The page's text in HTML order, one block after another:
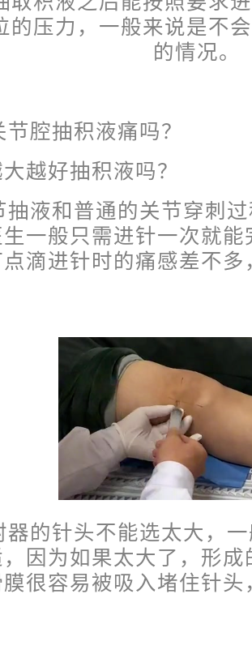
的压力，一般来说是不
的情况。
节腔抽积液痛吗？
越好抽积液吗？
抽液和普通的关节穿刺
一般只需进针一次就
滴进针时的痛感差不
器的针头不能选太大，
因为如果太大了，形
很容易被吸入堵住针